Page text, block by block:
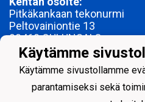
Pitkäkankaan tekonurmi
Peltovainiontie 13
90460 OULUNSALO
Seuran kenttäpäällikkö
Jarmo Paalanen 040-1633
Seuran turvallisuusjaoksen
Pekka Vähäoja 040-1785
Käytämme
Käytämme sivustollamme
parantamiseksi sekä